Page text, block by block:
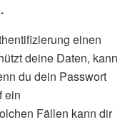
einen
deine Daten, kann
du dein Passwort
ein
Fällen kann dir